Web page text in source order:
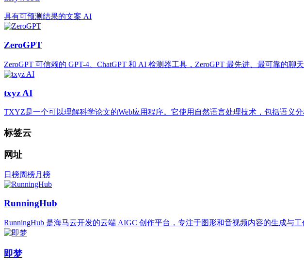
具有可预测结果的文案 AI
ZeroGPT
ZeroGPT 可信赖的 GPT-4、ChatGPT 和 AI 检测器工具，ZeroGPT 最先进、最可靠的聊
txyz AI
TXYZ是一个可以理解科学论文的Web应用程序。它使用自然语言处理技术，包括语义
标签云
网址
日榜周榜月榜
RunningHub
RunningHub 是海马云开发的云端 AIGC 创作平台，专注于图形和音视频内容的生成与
即梦